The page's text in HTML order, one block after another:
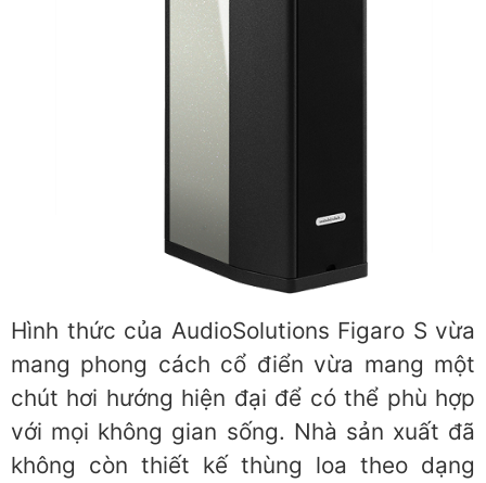
Hình thức của AudioSolutions Figaro S vừa
mang phong cách cổ điển vừa mang một
chút hơi hướng hiện đại để có thể phù hợp
với mọi không gian sống. Nhà sản xuất đã
không còn thiết kế thùng loa theo dạng